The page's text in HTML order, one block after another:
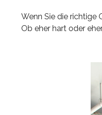
Wenn Sie die richtige
Ob eher hart oder